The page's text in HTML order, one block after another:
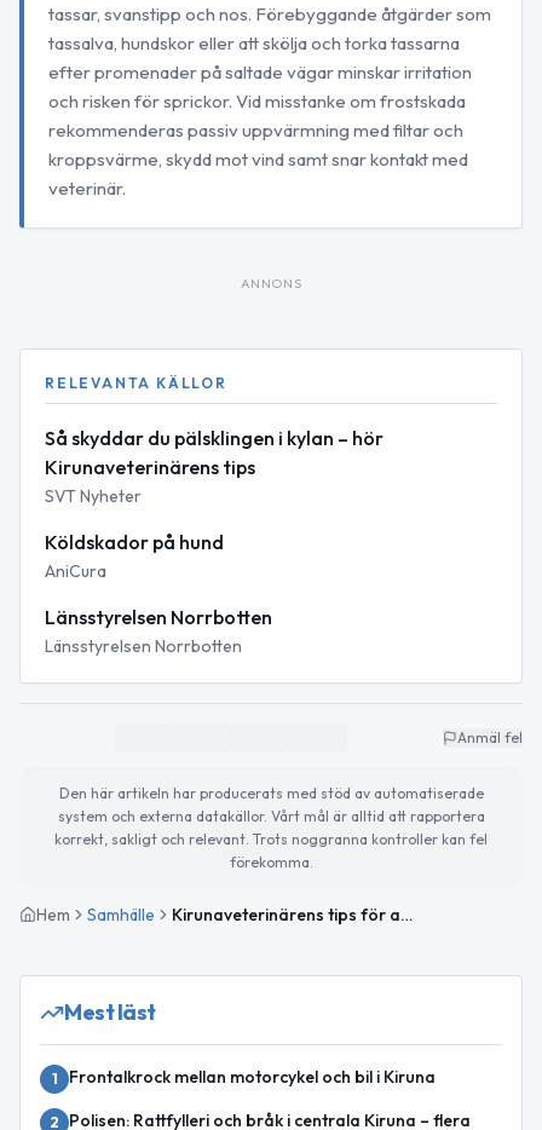
tassar, svanstipp och nos. Förebyggande åtgärder som
tassalva, hundskor eller att skölja och torka tassarna
efter promenader på saltade vägar minskar irritation
och risken för sprickor. Vid misstanke om frostskada
rekommenderas passiv uppvärmning med filtar och
kroppsvärme, skydd mot vind samt snar kontakt med
veterinär.
ANNONS
RELEVANTA KÄLLOR
Så skyddar du pälsklingen i kylan – hör
Kirunaveterinärens tips
SVT Nyheter
Köldskador på hund
AniCura
Länsstyrelsen Norrbotten
Länsstyrelsen Norrbotten
Anmäl fel
Den här artikeln har producerats med stöd av automatiserade
system och externa datakällor. Vårt mål är alltid att rapportera
korrekt, sakligt och relevant. Trots noggranna kontroller kan fel
förekomma.
Hem Samhälle Kirunaveterinärens tips för att skydda hunden mot kylan
Mest läst
1 Frontalkrock mellan motorcykel och bil i Kiruna
2 Polisen: Rattfylleri och bråk i centrala Kiruna – flera